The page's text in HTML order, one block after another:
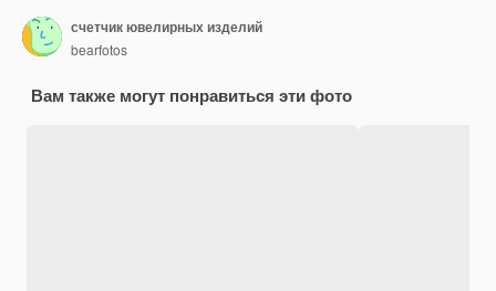
счетчик ювелирных изделий
bearfotos
Вам также могут понравиться эти фото